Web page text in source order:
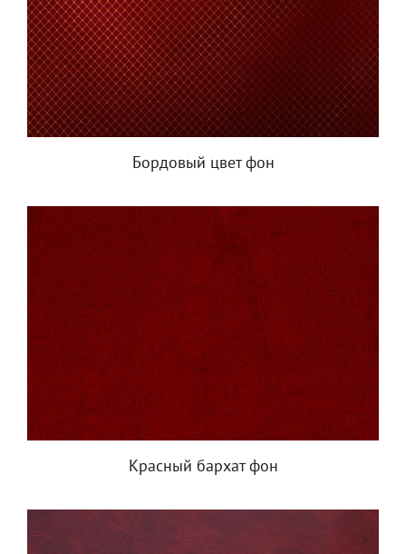
Бордовый цвет фон
Красный бархат фон